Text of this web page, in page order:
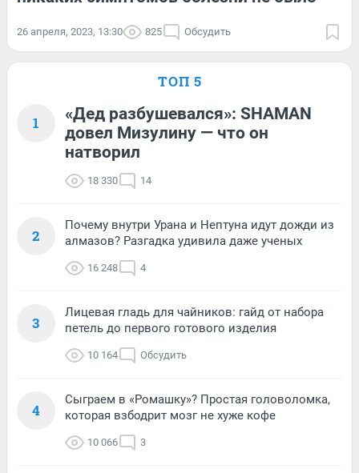
26 апреля, 2023, 13:30 825 Обсудить
ТОП 5
1
«Дед разбушевался»: SHAMAN
довел Мизулину — что он
натворил
18 330 14
2
Почему внутри Урана и Нептуна идут дожди из
алмазов? Разгадка удивила даже ученых
16 248 4
3
Лицевая гладь для чайников: гайд от набора
петель до первого готового изделия
10 164 Обсудить
4
Сыграем в «Ромашку»? Простая головоломка,
которая взбодрит мозг не хуже кофе
10 066 3